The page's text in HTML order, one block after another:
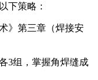
下策略：
》第三章（焊接安
3组，掌握角焊缝成